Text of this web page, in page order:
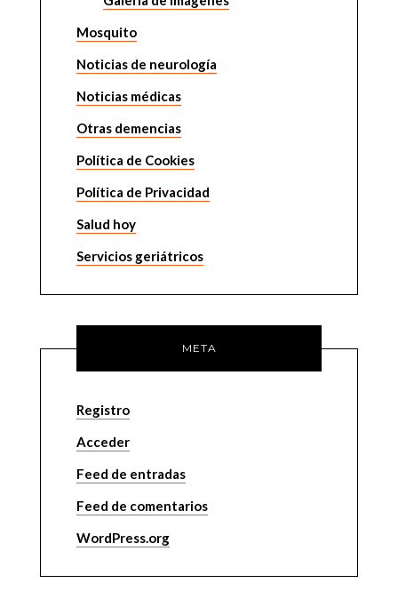
Mosquito
Noticias de neurología
Noticias médicas
Otras demencias
Política de Cookies
Política de Privacidad
Salud hoy
Servicios geriátricos
META
Registro
Acceder
Feed de entradas
Feed de comentarios
WordPress.org